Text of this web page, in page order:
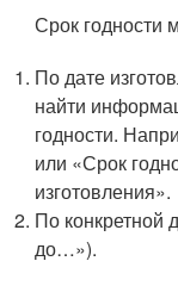
Срок годности
По дате
найти
годности.
или «Срок
изготовления».
По конкретной
до…»).